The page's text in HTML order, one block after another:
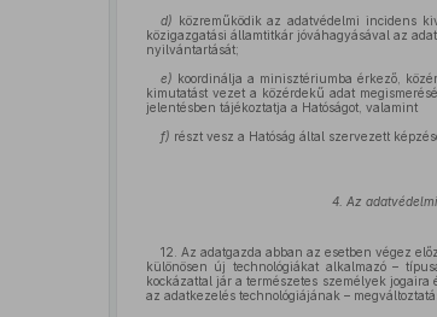
d) közreműködik az adatvédelmi incidens
közigazgatási államtitkár jóváhagyásával az
nyilvántartását;
e) koordinálja a minisztériumba érkező,
kimutatást vezet a közérdekű adat
jelentésben tájékoztatja a Hatóságot, valamint
f) részt vesz a Hatóság által szervezett
4. Az
12. Az adatgazda abban az esetben végez
különösen új technológiákat alkalmazó –
kockázattal jár a természetes személyek
az adatkezelés technológiájának –